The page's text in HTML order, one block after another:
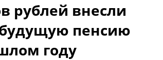
рублей внесли
пенсию
году